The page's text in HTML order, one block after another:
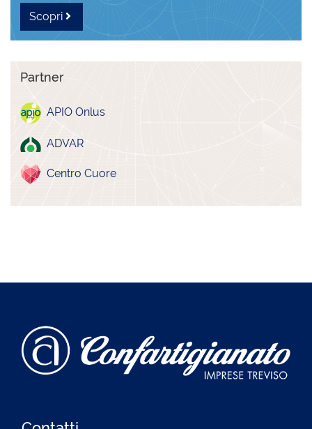
Scopri
Partner
APIO Onlus
ADVAR
Centro Cuore